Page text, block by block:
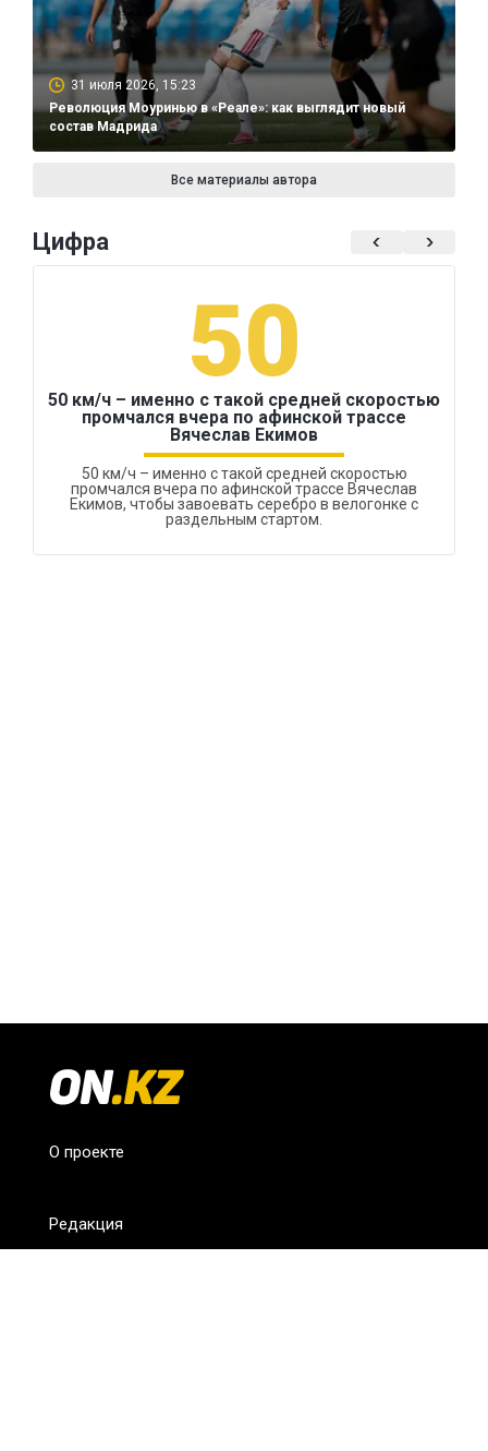
31 июля 2026, 15:23
Революция Моуринью в «Реале»: как выглядит новый
состав Мадрида
Все материалы автора
Цифра
50
50 км/ч – именно с такой средней скоростью
промчался вчера по афинской трассе
Вячеслав Екимов
50 км/ч – именно с такой средней скоростью
промчался вчера по афинской трассе Вячеслав
Екимов, чтобы завоевать серебро в велогонке с
раздельным стартом.
О проекте
Редакция